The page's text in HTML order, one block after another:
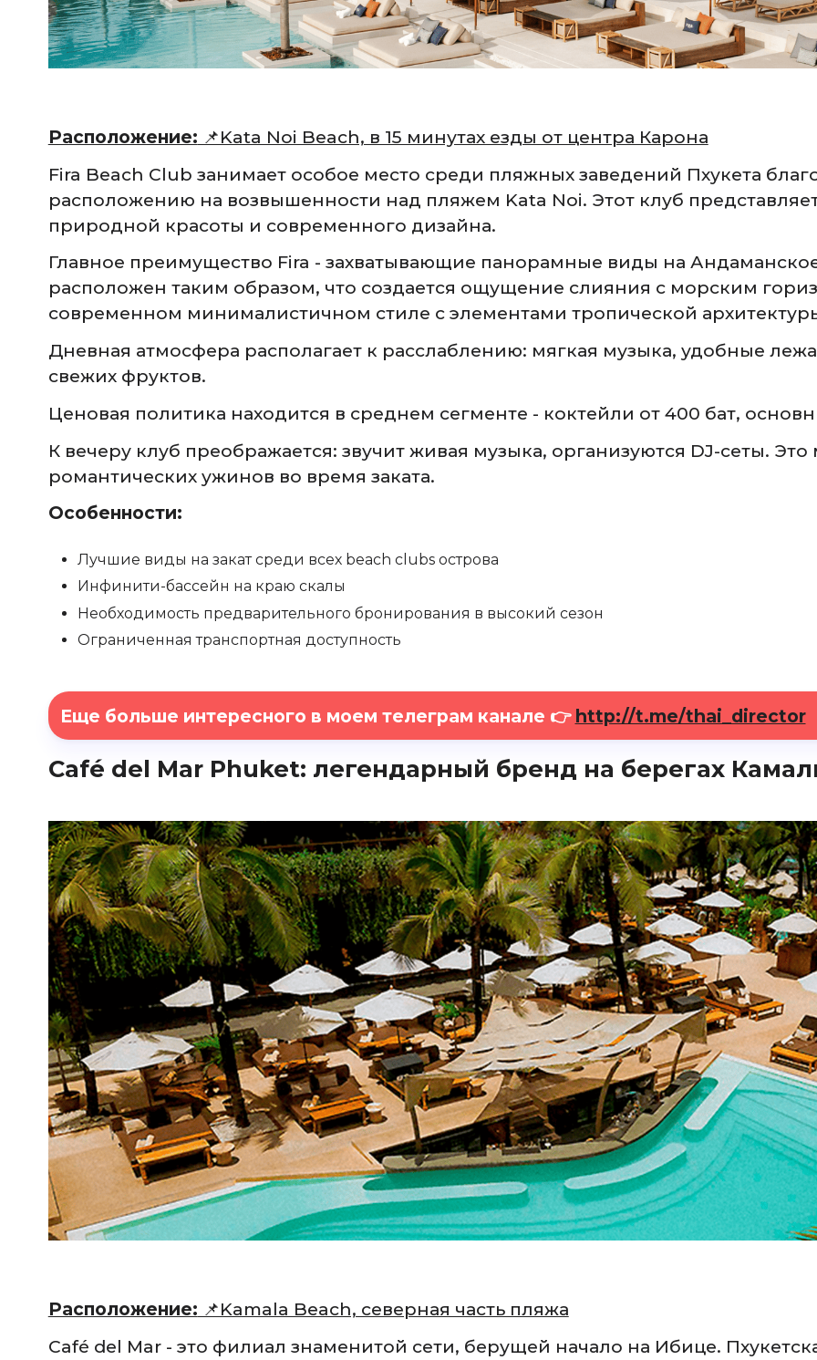
Расположение: 📌Kata Noi Beach, в 15 минутах езды от центра Карона
Fira Beach Club занимает особое место среди пляжных заведений Пхукета
расположению на возвышенности над пляжем Kata Noi. Этот клуб
природной красоты и современного дизайна.
Главное преимущество Fira - захватывающие панорамные виды на
расположен таким образом, что создается ощущение слияния с морским
современном минималистичном стиле с элементами тропической
Дневная атмосфера располагает к расслаблению: мягкая музыка, удобные
свежих фруктов.
Ценовая политика находится в среднем сегменте - коктейли от 400 бат,
К вечеру клуб преображается: звучит живая музыка, организуются DJ-сеты.
романтических ужинов во время заката.
Особенности:
Лучшие виды на закат среди всех beach clubs острова
Инфинити-бассейн на краю скалы
Необходимость предварительного бронирования в высокий сезон
Ограниченная транспортная доступность
Еще больше интересного в моем телеграм канале 👉 http://t.me/thai_director
Café del Mar Phuket: легендарный бренд на берегах
Расположение: 📌Kamala Beach, северная часть пляжа
Café del Mar - это филиал знаменитой сети, берущей начало на Ибице.